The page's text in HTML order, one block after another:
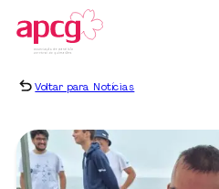
Voltar para Notícias